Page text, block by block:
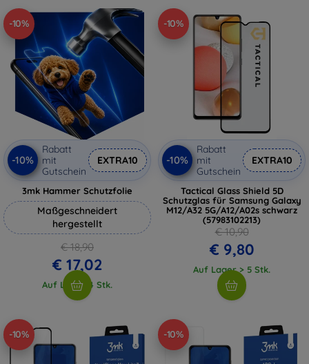
-10%
-10%
Rabatt
mit
Gutschein
EXTRA10
3mk Hammer Schutzfolie
Maßgeschneidert
hergestellt
€ 18,90
€ 17,02
Auf Lager 4 Stk.
-10%
-10%
Rabatt
mit
Gutschein
EXTRA10
Tactical Glass Shield 5D
Schutzglas für Samsung Galaxy
M12/A32 5G/A12/A02s schwarz
(57983102213)
€ 10,90
€ 9,80
Auf Lager > 5 Stk.
-10% -10%